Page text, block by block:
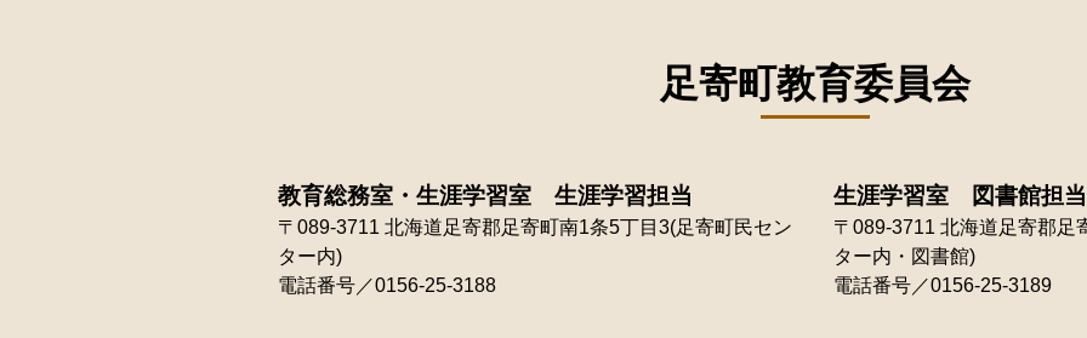
足寄町教育委員会
教育総務室・生涯学習室 生涯学習担当
〒089-3711 北海道足寄郡足寄町南1条5丁目3(足寄町民セン
ター内)
電話番号／0156-25-3188
生涯学習室 図書館担当
〒089-3711 北海道足寄郡足
ター内・図書館)
電話番号／0156-25-3189